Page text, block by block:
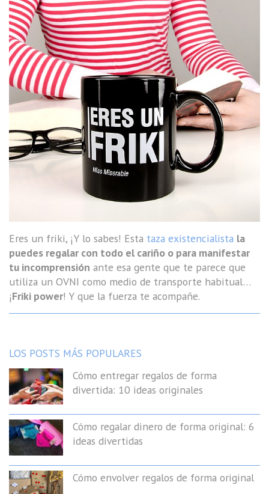
Eres un friki, ¡Y lo sabes! Esta taza existencialista la
puedes regalar con todo el cariño o para manifestar
tu incomprensión ante esa gente que te parece que
utiliza un OVNI como medio de transporte habitual…
¡Friki power! Y que la fuerza te acompañe.
LOS POSTS MÁS POPULARES
Cómo entregar regalos de forma
divertida: 10 ideas originales
Cómo regalar dinero de forma original: 6
ideas divertidas
Cómo envolver regalos de forma original